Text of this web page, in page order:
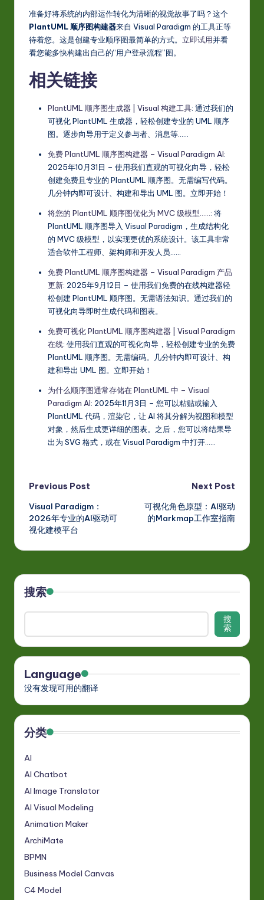
准备好将系统的内部运作转化为清晰的视觉故事了吗？这个
PlantUML 顺序图构建器来自 Visual Paradigm 的工具正等
待着您。这是创建专业顺序图最简单的方式。 立即试用并看
看您能多快构建出自己的“用户登录流程”图。
相关链接
PlantUML 顺序图生成器 | Visual 构建工具: 通过我们的
可视化 PlantUML 生成器，轻松创建专业的 UML 顺序
图。逐步向导用于定义参与者、消息等……
免费 PlantUML 顺序图构建器 – Visual Paradigm AI:
2025年10月31日 – 使用我们直观的可视化向导，轻松
创建免费且专业的 PlantUML 顺序图。无需编写代码。
几分钟内即可设计、构建和导出 UML 图。立即开始！
将您的 PlantUML 顺序图优化为 MVC 级模型…… : 将
PlantUML 顺序图导入 Visual Paradigm，生成结构化
的 MVC 级模型，以实现更优的系统设计。该工具非常
适合软件工程师、架构师和开发人员……
免费 PlantUML 顺序图构建器 – Visual Paradigm 产品
更新: 2025年9月12日 – 使用我们免费的在线构建器轻
松创建 PlantUML 顺序图。无需语法知识。通过我们的
可视化向导即时生成代码和图表。
免费可视化 PlantUML 顺序图构建器 | Visual Paradigm
在线: 使用我们直观的可视化向导，轻松创建专业的免费
PlantUML 顺序图。无需编码。几分钟内即可设计、构
建和导出 UML 图。立即开始！
为什么顺序图通常存储在 PlantUML 中 – Visual
Paradigm AI: 2025年11月3日 – 您可以粘贴或输入
PlantUML 代码，渲染它，让 AI 将其分解为视图和模型
对象，然后生成更详细的图表。之后，您可以将结果导
出为 SVG 格式，或在 Visual Paradigm 中打开……
Post
navigation
Previous Post
Visual Paradigm：
2026年专业的AI驱动可
视化建模平台
Next Post
可视化角色原型：AI驱动
的Markmap工作室指南
搜索
搜
索
Language
没有发现可用的翻译
分类
AI
AI Chatbot
AI Image Translator
AI Visual Modeling
Animation Maker
ArchiMate
BPMN
Business Model Canvas
C4 Model